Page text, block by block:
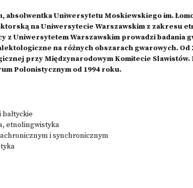
absolwentka Uniwersytetu Moskiewskiego im.
na Uniwersytecie Warszawskim z zakresu
z Uniwersytetem Warszawskim prowadzi badania
na różnych obszarach gwarowych. Od
przy Międzynarodowym Komitecie Slawistów.
Polonistycznym od 1994 roku.
etnolingwistyka
i synchronicznym